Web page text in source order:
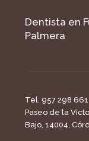
Dentista en
Palmera
Tel. 957 298 661
Paseo de la
Bajo, 14004,